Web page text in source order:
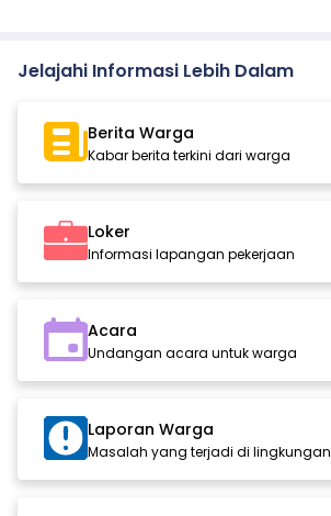
Jelajahi Informasi Lebih Dalam
Berita Warga
Kabar berita terkini dari warga
Loker
Informasi lapangan pekerjaan
Acara
Undangan acara untuk warga
Laporan Warga
Masalah yang terjadi di lingkungan